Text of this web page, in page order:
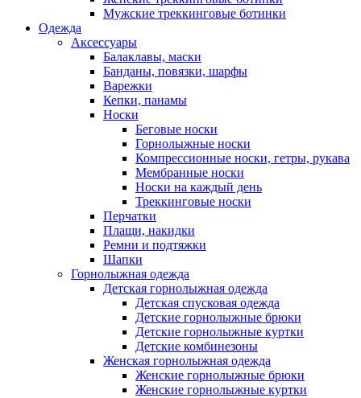
Мужские треккинговые ботинки
Одежда
Аксессуары
Балаклавы, маски
Банданы, повязки, шарфы
Варежки
Кепки, панамы
Носки
Беговые носки
Горнолыжные носки
Компрессионные носки, гетры, рукава
Мембранные носки
Носки на каждый день
Треккинговые носки
Перчатки
Плащи, накидки
Ремни и подтяжки
Шапки
Горнолыжная одежда
Детская горнолыжная одежда
Детская спусковая одежда
Детские горнолыжные брюки
Детские горнолыжные куртки
Детские комбинезоны
Женская горнолыжная одежда
Женские горнолыжные брюки
Женские горнолыжные куртки